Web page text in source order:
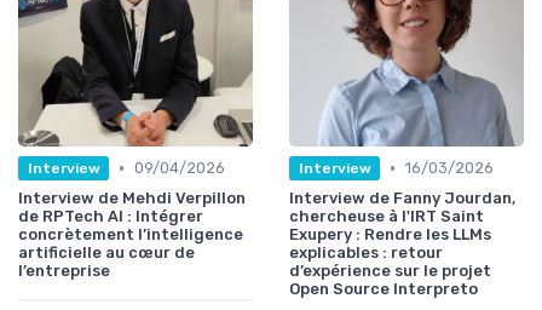
Interview • 09/04/2026
Interview de Mehdi Verpillon
de RPTech AI : Intégrer
concrètement l’intelligence
artificielle au cœur de
l’entreprise
Interview • 16/03/2026
Interview de Fanny Jourdan,
chercheuse à l'IRT Saint
Exupery : Rendre les LLMs
explicables : retour
d’expérience sur le projet
Open Source Interpreto